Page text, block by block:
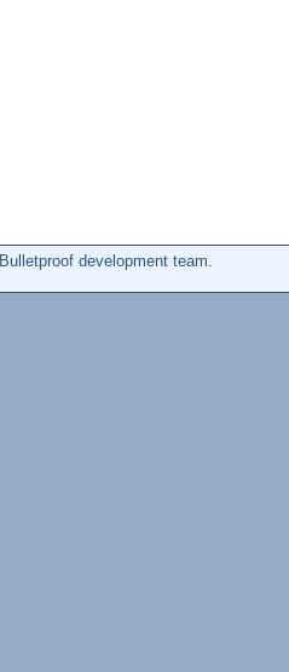
Bulletproof development team